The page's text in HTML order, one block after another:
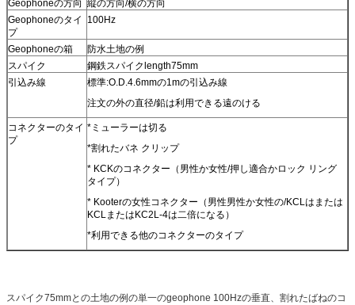
Geophoneの方向 縦の方向/横の方向
Geophoneのタイ
プ
100Hz
Geophoneの箱
防水土地の例
スパイク
鋼鉄スパイクlength75mm
引込み線
標準:O.D.4.6mmの1mの引込み線
注文の外の直径/鉛は利用できる遠のける
コネクターのタイ
プ
*ミューラーは切る
*割れたバネ クリップ
* KCKのコネクター（男性か女性/押し適合かロック リング
タイプ）
* Kooterの女性コネクター（男性男性か女性の/KCLはまたは
KCLまたはKC2L-4は二倍になる）
*利用できる他のコネクターのタイプ
スパイク75mmとの土地の例の単一のgeophone 100Hzの垂直、割れたばねのコ